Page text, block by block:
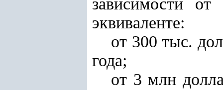
зависимости
эквиваленте:
от 300 тыс.
года;
от 3 млн